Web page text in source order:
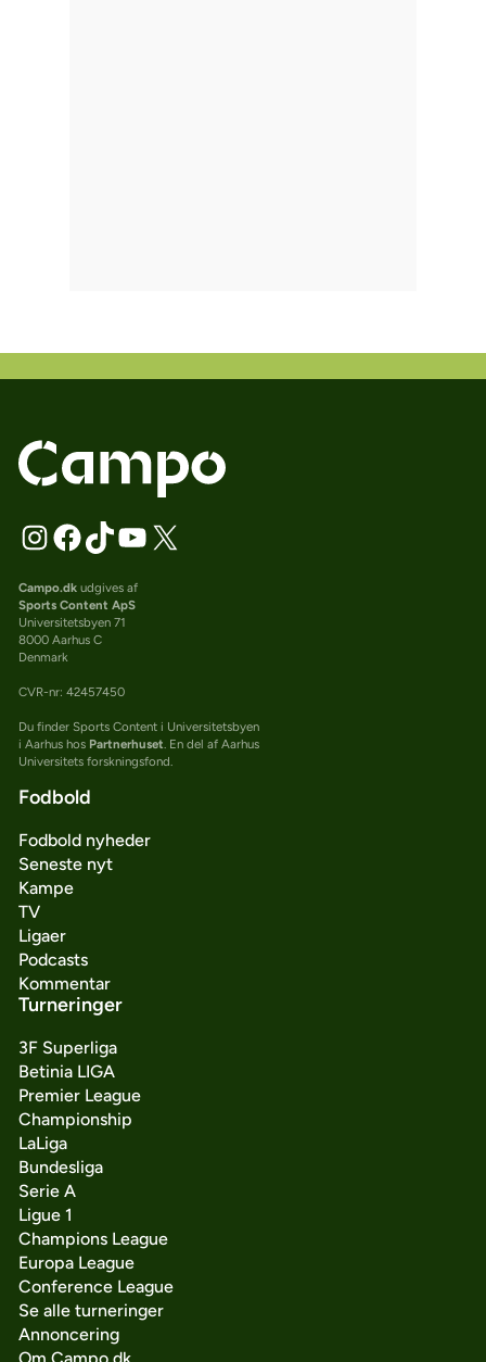
Campo.dkudgives af
Sports Content ApS
Universitetsbyen 71
8000 Aarhus C
Denmark
CVR-nr: 42457450
Du finder Sports Content i Universitetsbyen
i Aarhus hos Partnerhuset. En del af Aarhus
Universitets forskningsfond.
Fodbold
Fodbold nyheder
Seneste nyt
Kampe
TV
Ligaer
Podcasts
Kommentar
Turneringer
3F Superliga
Betinia LIGA
Premier League
Championship
LaLiga
Bundesliga
Serie A
Ligue 1
Champions League
Europa League
Conference League
Se alle turneringer
Annoncering